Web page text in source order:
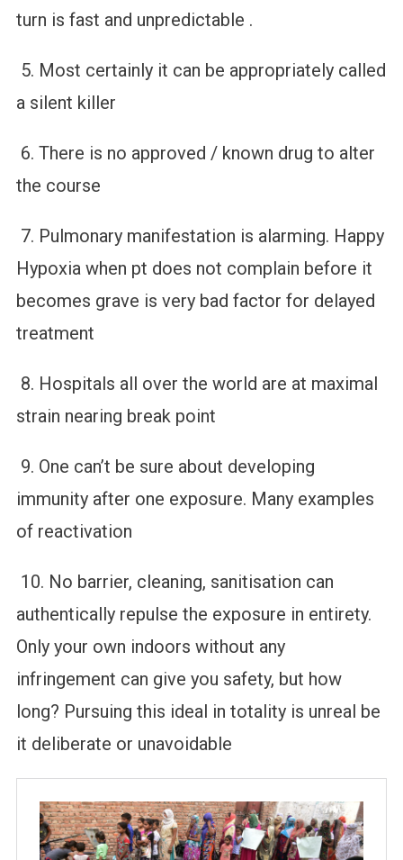
turn is fast and unpredictable .
5. Most certainly it can be appropriately called
a silent killer
6. There is no approved / known drug to alter
the course
7. Pulmonary manifestation is alarming. Happy
Hypoxia when pt does not complain before it
becomes grave is very bad factor for delayed
treatment
8. Hospitals all over the world are at maximal
strain nearing break point
9. One can’t be sure about developing
immunity after one exposure. Many examples
of reactivation
10. No barrier, cleaning, sanitisation can
authentically repulse the exposure in entirety.
Only your own indoors without any
infringement can give you safety, but how
long? Pursuing this ideal in totality is unreal be
it deliberate or unavoidable